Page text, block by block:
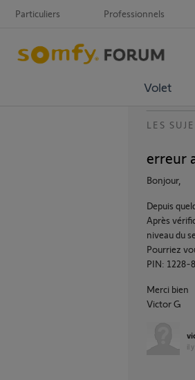
Particuliers Professionnels
Volet
LES
erreur
Bonjour,
Depuis
Après
niveau du
Pourriez
PIN: 1228-
Merci bien
Victor G
il